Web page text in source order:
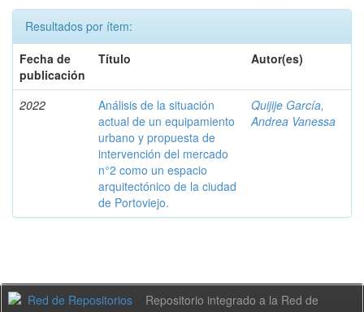
Resultados por ítem:
Fecha de
publicación
Título Autor(es)
2022
Análisis de la situación
actual de un equipamiento
urbano y propuesta de
intervención del mercado
n°2 como un espacio
arquitectónico de la ciudad
de Portoviejo.
Quijije García,
Andrea Vanessa
Repositorio integrado a la Red de